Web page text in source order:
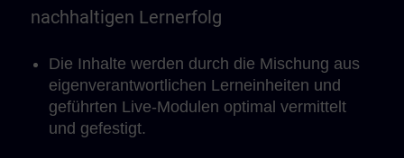
nachhaltigen Lernerfolg
Die Inhalte werden durch die Mischung aus
eigenverantwortlichen Lerneinheiten und
geführten Live-Modulen optimal vermittelt
und gefestigt.